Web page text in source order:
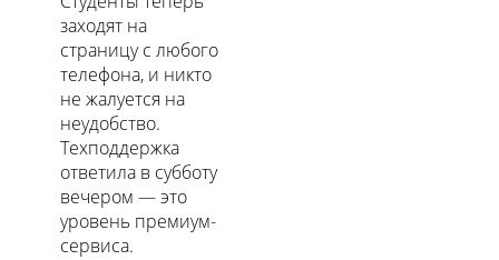
заходят на
страницу с любого
телефона, и никто
не жалуется на
неудобство.
Техподдержка
ответила в субботу
вечером — это
уровень премиум-
сервиса.